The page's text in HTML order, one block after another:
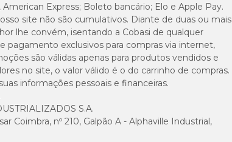
American Express; Boleto bancário; Elo e Apple Pay.
site não são cumulativos. Diante de duas ou mais
lhe convém, isentando a Cobasi de qualquer
pagamento exclusivos para compras via internet,
são válidas apenas para produtos vendidos e
no site, o valor válido é o do carrinho de compras.
informações pessoais e financeiras.
S.A.
Coimbra, nº 210, Galpão A - Alphaville Industrial,